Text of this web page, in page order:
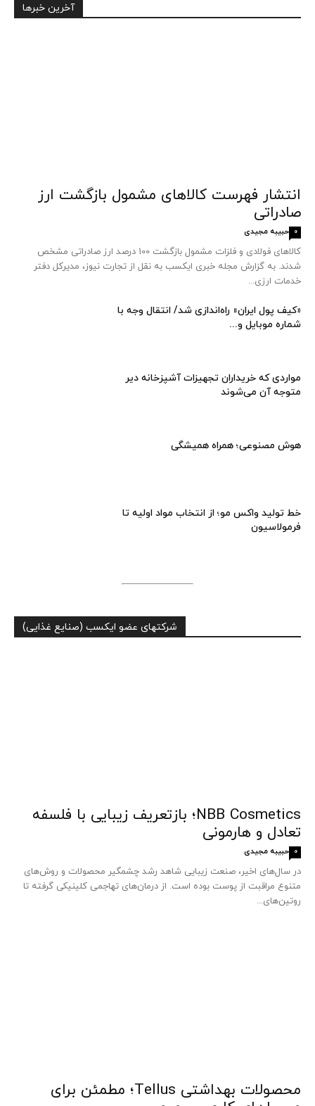
آخرین خبرها
انتشار فهرست کالاهای مشمول بازگشت ارز
صادراتی
حبیبه مجیدی 0
کالاهای فولادی و فلزات مشمول بازگشت 100 درصد ارز صادراتی مشخص
شدند. به گزارش مجله خبری ایکسب به نقل از تجارت نیوز، مدیرکل دفتر
خدمات ارزی...
«کیف پول ایران» راه‌اندازی شد/ انتقال وجه با
شماره موبایل و...
مواردی که خریداران تجهیزات آشپزخانه دیر
متوجه آن می‌شوند
هوش مصنوعی؛ همراه همیشگی
خط تولید واکس مو؛ از انتخاب مواد اولیه تا
فرمولاسیون
شرکتهای عضو ایکسب (صنایع غذایی)
NBB Cosmetics؛ بازتعریف زیبایی با فلسفه
تعادل و هارمونی
حبیبه مجیدی 0
در سال‌های اخیر، صنعت زیبایی شاهد رشد چشمگیر محصولات و روش‌های
متنوع مراقبت از پوست بوده است. از درمان‌های تهاجمی کلینیکی گرفته تا
روتین‌های...
محصولات بهداشتی Tellus؛ مطمئن برای